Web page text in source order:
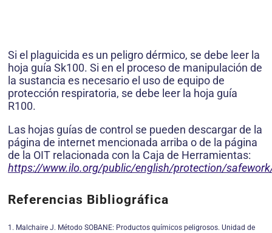
Si el plaguicida es un peligro dérmico, se debe leer la
hoja guía Sk100. Si en el proceso de manipulación de
la sustancia es necesario el uso de equipo de
protección respiratoria, se debe leer la hoja guía
R100.
Las hojas guías de control se pueden descargar de la
página de internet mencionada arriba o de la página
de la OIT relacionada con la Caja de Herramientas:
https://www.ilo.org/public/english/protection/
Referencias Bibliográfica
1. Malchaire J. Método SOBANE: Productos químicos peligrosos. Unidad de